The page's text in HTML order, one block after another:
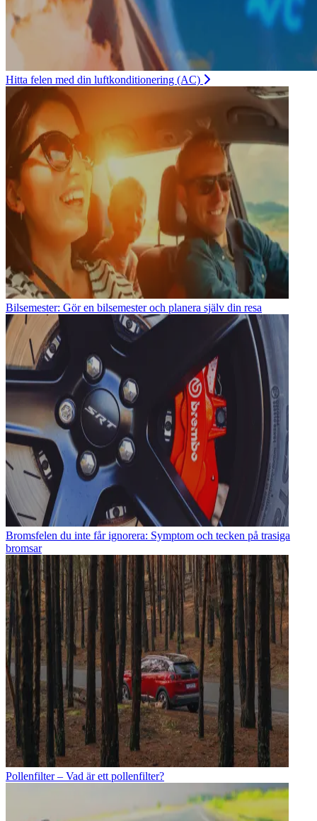
Hitta felen med din luftkonditionering (AC)
Bilsemester: Gör en bilsemester och planera själv din resa
Bromsfelen du inte får ignorera: Symptom och tecken på trasiga
bromsar
Pollenfilter – Vad är ett pollenfilter?